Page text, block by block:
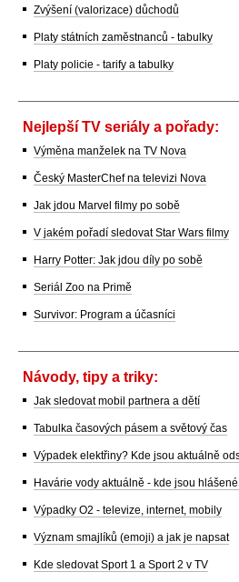
Zvýšení (valorizace) důchodů
Platy státních zaměstnanců - tabulky
Platy policie - tarify a tabulky
Nejlepší TV seriály a pořady:
Výměna manželek na TV Nova
Český MasterChef na televizi Nova
Jak jdou Marvel filmy po sobě
V jakém pořadí sledovat Star Wars filmy
Harry Potter: Jak jdou díly po sobě
Seriál Zoo na Primě
Survivor: Program a účasníci
Návody, tipy a triky:
Jak sledovat mobil partnera a dětí
Tabulka časových pásem a světový čas
Výpadek elektřiny? Kde jsou aktuálně
Havárie vody aktuálně - kde jsou
Výpadky O2 - televize, internet, mobily
Význam smajlíků (emoji) a jak je napsat
Kde sledovat Sport 1 a Sport 2 v TV